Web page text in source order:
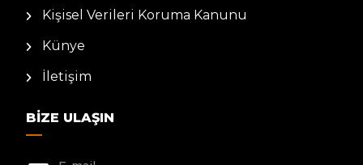
Kişisel Verileri Koruma Kanunu
Künye
İletişim
BIZE ULAŞIN